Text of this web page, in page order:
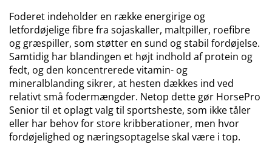
Foderet indeholder en række energirige og
letfordøjelige fibre fra sojaskaller, maltpiller, roefibre
og græspiller, som støtter en sund og stabil fordøjelse.
Samtidig har blandingen et højt indhold af protein og
fedt, og den koncentrerede vitamin- og
mineralblanding sikrer, at hesten dækkes ind ved
relativt små fodermængder. Netop dette gør HorsePro
Senior til et oplagt valg til sportsheste, som ikke tåler
eller har behov for store kribberationer, men hvor
fordøjelighed og næringsoptagelse skal være i top.